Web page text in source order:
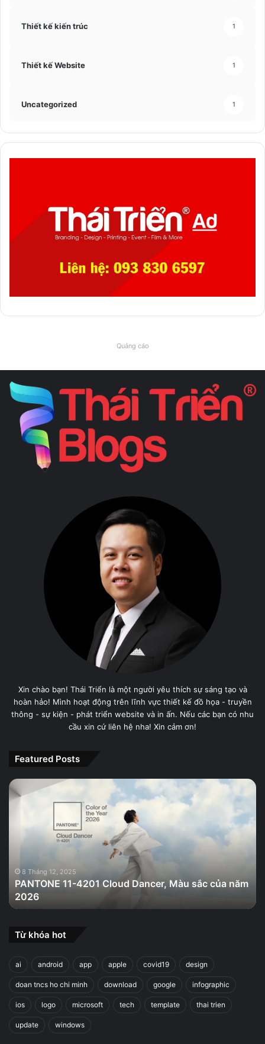
Thiết kế kiến trúc 1
Thiết kế Website 1
Uncategorized 1
Quảng cáo
Xin chào bạn! Thái Triển là một người yêu thích sự sáng tạo và
hoàn hảo! Mình hoạt động trên lĩnh vực thiết kế đồ họa - truyền
thông - sự kiện - phát triển website và in ấn. Nếu các bạn có nhu
cầu xin cứ liên hệ nha! Xin cảm ơn!
Featured Posts
PANTONE
11-
Màu
của
năm
2026
8 Tháng 12, 2025
PANTONE 11-4201 Cloud Dancer, Màu sắc của năm
2026
Từ khóa hot
ai android app apple covid19 design
doan tncs ho chi minh download google infographic
ios logo microsoft tech template thai trien
update windows